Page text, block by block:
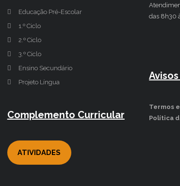
Educação Pré-Escolar
1.º Ciclo
2.º Ciclo
3.º Ciclo
Ensino Secundário
Projeto Língua
Complemento Curricular
ATIVIDADES
das 8h30
Termos
Política